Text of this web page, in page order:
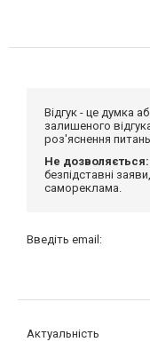
Відгук - це думка
залишеного
роз'яснення
Не дозволяється:
безпідставні
самореклама.
Введіть email:
Актуальність